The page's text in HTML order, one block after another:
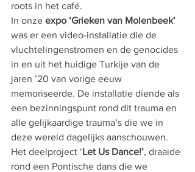
roots in het café.
In onze expo ‘Grieken van Molenbeek’
was er een video-installatie die de
vluchtelingenstromen en de genocides
in en uit het huidige Turkije van de
jaren ’20 van vorige eeuw
memoriseerde. De installatie diende als
een bezinningspunt rond dit trauma en
alle gelijkaardige trauma’s die we in
deze wereld dagelijks aanschouwen.
Het deelproject ‘Let Us Dance!’, draaide
rond een Pontische dans die we